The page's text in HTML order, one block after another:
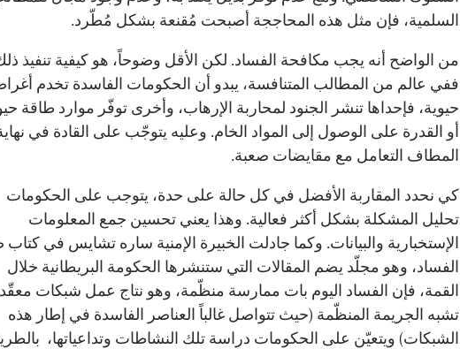
السلمية، فإن مثل هذه المحاججة أصبحت مُقنعة بشكل مُطّرد.
من الواضح أنه يجب مكافحة الفساد. لكن الأقل وضوحاً، هو كيفية تنفيذ
ففي عالم من المطالب المتنافسة، يبدو أن الحكومات الفاسدة تخدم
حيوية، فإحداها تنشر الجنود لمحاربة الإرهاب، وأخرى توفّر موارد طاقة
أو القدرة على الوصول إلى المواد الخام. وعليه يتوجّب على القادة في
المطاف التعامل مع مقايضات صعبة.
كي نحدد المقاربة الأفضل في كل حالة على حدة، يتوجب على الحكومات
تحليل المشكلة بشكل أكثر فعالية. وهذا يعني تحسين جمع المعلومات
الإستخبارية والبيانات. وكما جادلت الخبيرة الإمنية ساره تشايس في
الفساد، وهو مجلّد يضم المقالات التي ستنشرها الحكومة البريطانية خلال
القمة، فإن الفساد اليوم بات ممارسة منظّمة، وهو نتاج عمل شبكات
تشبه الجريمة المنظّمة (حيث تتواصل غالباً العناصر الفاسدة في إطار هذه
الشبكات) ويتعيّن على الحكومات دراسة تلك النشاطات وتداعياتها،